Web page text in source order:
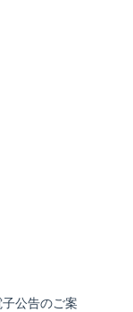
公告のご案